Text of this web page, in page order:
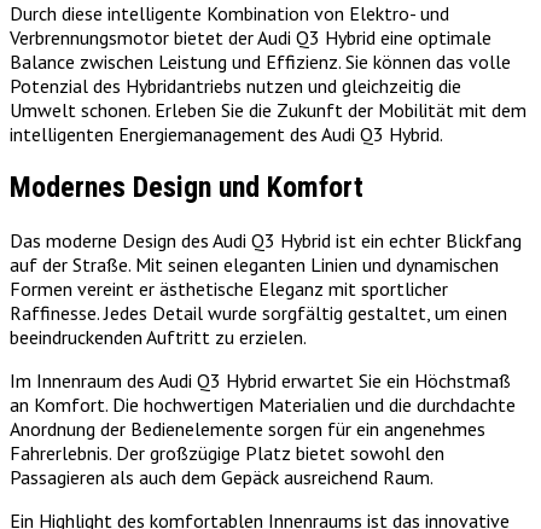
Durch diese intelligente Kombination von Elektro- und
Verbrennungsmotor bietet der Audi Q3 Hybrid eine optimale
Balance zwischen Leistung und Effizienz. Sie können das volle
Potenzial des Hybridantriebs nutzen und gleichzeitig die
Umwelt schonen. Erleben Sie die Zukunft der Mobilität mit dem
intelligenten Energiemanagement des Audi Q3 Hybrid.
Modernes Design und Komfort
Das moderne Design des Audi Q3 Hybrid ist ein echter Blickfang
auf der Straße. Mit seinen eleganten Linien und dynamischen
Formen vereint er ästhetische Eleganz mit sportlicher
Raffinesse. Jedes Detail wurde sorgfältig gestaltet, um einen
beeindruckenden Auftritt zu erzielen.
Im Innenraum des Audi Q3 Hybrid erwartet Sie ein Höchstmaß
an Komfort. Die hochwertigen Materialien und die durchdachte
Anordnung der Bedienelemente sorgen für ein angenehmes
Fahrerlebnis. Der großzügige Platz bietet sowohl den
Passagieren als auch dem Gepäck ausreichend Raum.
Ein Highlight des komfortablen Innenraums ist das innovative